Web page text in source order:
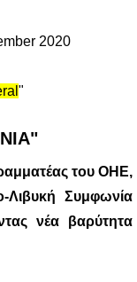
2020
"
του ΟΗΕ,
Λιβυκή Συμφωνία
νέα βαρύτητα